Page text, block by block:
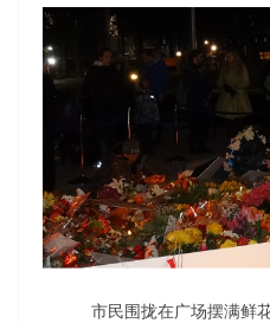
市民围拢在广场摆满鲜